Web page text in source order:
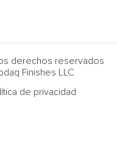
derechos reservados
Finishes LLC
de privacidad